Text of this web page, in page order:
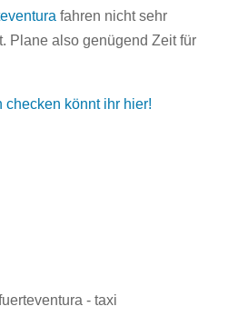
fahren nicht sehr
Plane also genügend Zeit für
checken könnt ihr hier!